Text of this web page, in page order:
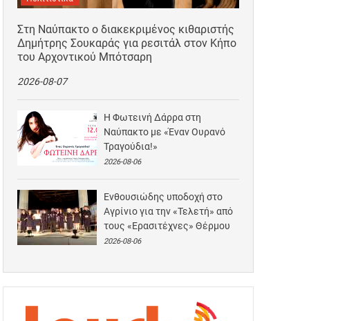
Στη Ναύπακτο ο διακεκριμένος κιθαριστής
Δημήτρης Σουκαράς για ρεσιτάλ στον Κήπο
του Αρχοντικού Μπότσαρη
2026-08-07
Η Φωτεινή Δάρρα στη
Ναύπακτο με «Έναν Ουρανό
Τραγούδια!»
2026-08-06
Ενθουσιώδης υποδοχή στο
Αγρίνιο για την «Τελετή» από
τους «Ερασιτέχνες» Θέρμου
2026-08-06